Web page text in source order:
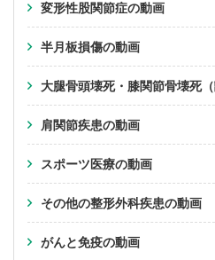
変形性股関節症の動画
半月板損傷の動画
大腿骨頭壊死・膝関節骨壊死
肩関節疾患の動画
スポーツ医療の動画
その他の整形外科疾患の動画
がんと免疫の動画